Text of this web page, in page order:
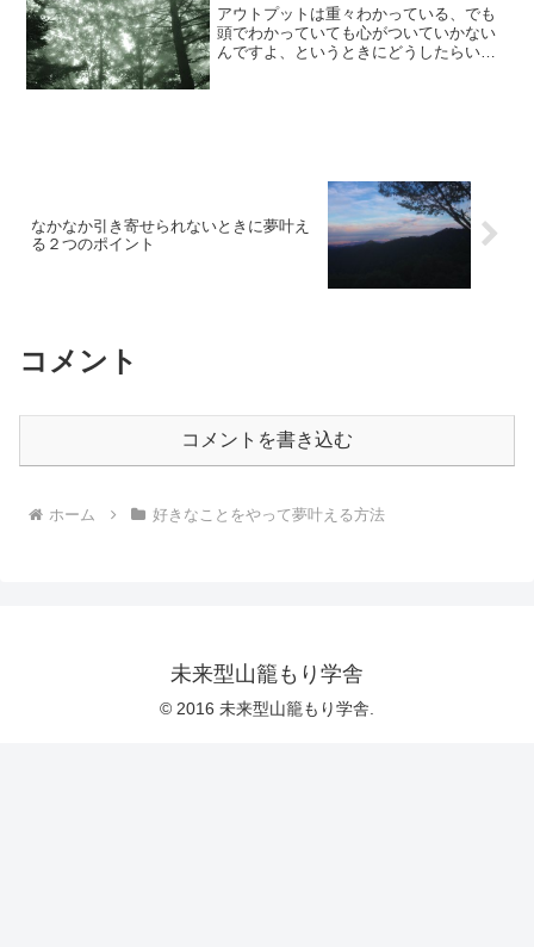
アウトプットは重々わかっている、でも
頭でわかっていても心がついていかない
んですよ、というときにどうしたらいい
なかなか引き寄せられないときに夢叶え
る２つのポイント
コメント
コメントを書き込む
ホーム 好きなことをやって夢叶える方法
未来型山籠もり学舎
© 2016 未来型山籠もり学舎.